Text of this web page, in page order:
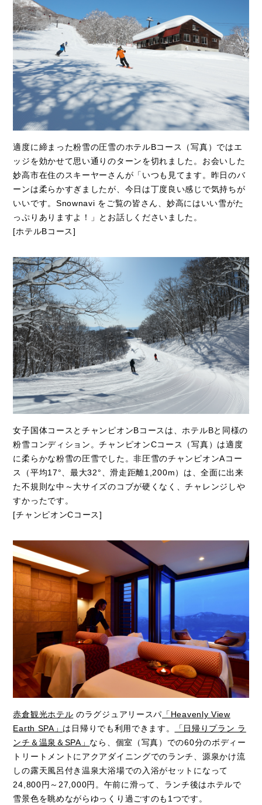
適度に締まった粉雪の圧雪のホテルBコース（写真）ではエ
ッジを効かせて思い通りのターンを切れました。お会いした
妙高市在住のスキーヤーさんが「いつも見てます。昨日のバ
ーンは柔らかすぎましたが、今日は丁度良い感じで気持ちが
いいです。Snownavi をご覧の皆さん、妙高にはいい雪がた
っぷりありますよ！」とお話しくださいました。
[ホテルBコース]
女子国体コースとチャンピオンBコースは、ホテルBと同様の
粉雪コンディション。チャンピオンCコース（写真）は適度
に柔らかな粉雪の圧雪でした。非圧雪のチャンピオンAコー
ス（平均17°、最大32°、滑走距離1,200m）は、全面に出来
た不規則な中～大サイズのコブが硬くなく、チャレンジしや
すかったです。
[チャンピオンCコース]
赤倉観光ホテル のラグジュアリースパ 「Heavenly View
Earth SPA」 は日帰りでも利用できます。
「日帰りプラン ラ
ンチ＆温泉＆SPA」 なら、個室（写真）での60分のボディー
トリートメントにアクアダイニングでのランチ、源泉かけ流
しの露天風呂付き温泉大浴場での入浴がセットになって
24,800円～27,000円。午前に滑って、ランチ後はホテルで
雪景色を眺めながらゆっくり過ごすのも1つです。